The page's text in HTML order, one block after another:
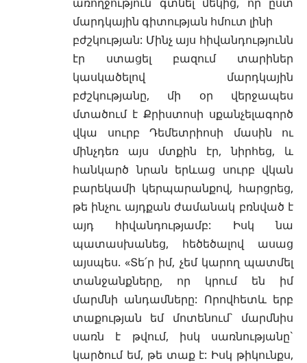
մարդկային գիտության հմուտ լինի
բժշկության: Մինչ այս հիվանդությունն
էր ստացել բազում տարիներ
կասկածելով մարդկային
բժշկությանը, մի օր վերջապես
մտածում է Քրիստոսի սքանչելագործ
վկա սուրբ Դեմետրիոսի մասին ու
մինչդեռ այս մտքին էր, նիրհեց, և
հանկարծ նրան երևաց սուրբ վկան
բարեկամի կերպարանքով, հարցրեց,
թե ինչու այդքան ժամանակ բռնված է
այդ հիվանդությամբ: Իսկ նա
պատասխանեց, հեծեծալով ասաց
այսպես. «Տե՛ր իմ, չեմ կարող պատմել
տանջանքները, որ կրում են իմ
մարմնի անդամները: Որովհետև երբ
տաքության եմ մոտենում` մարմնիս
սառն է թվում, իսկ սառնությանը`
կարծում եմ, թե տաք է: Իսկ թիկունքս,